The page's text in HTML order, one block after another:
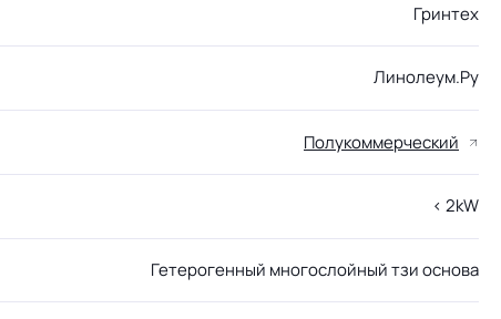
Гринтех
Линолеум.Ру
Полукоммерческий
< 2kW
Гетерогенный многослойный тзи основа